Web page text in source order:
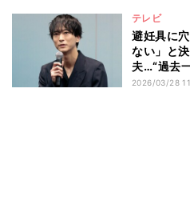
に堕ちる
テレビ
避妊具に
ない」と
夫…“過去
浅香航大
2026/03/28